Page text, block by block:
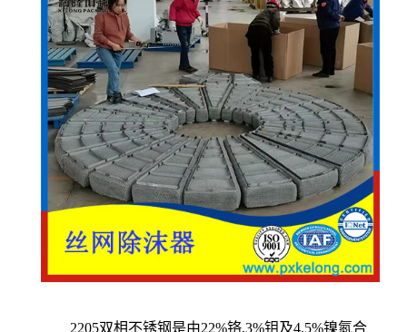
2205双相不锈钢是由22%铬,3%钼及4.5%镍氮合